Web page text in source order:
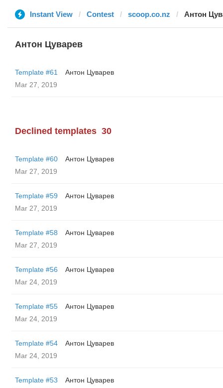
Instant View Contest scoop.co.nz Антон
Антон Цуварев
Template #61
Антон Цуварев
Mar 27, 2019
Declined templates 30
Template #60
Антон Цуварев
Mar 27, 2019
Template #59
Антон Цуварев
Mar 27, 2019
Template #58
Антон Цуварев
Mar 27, 2019
Template #56
Антон Цуварев
Mar 24, 2019
Template #55
Антон Цуварев
Mar 24, 2019
Template #54
Антон Цуварев
Mar 24, 2019
Template #53
Антон Цуварев